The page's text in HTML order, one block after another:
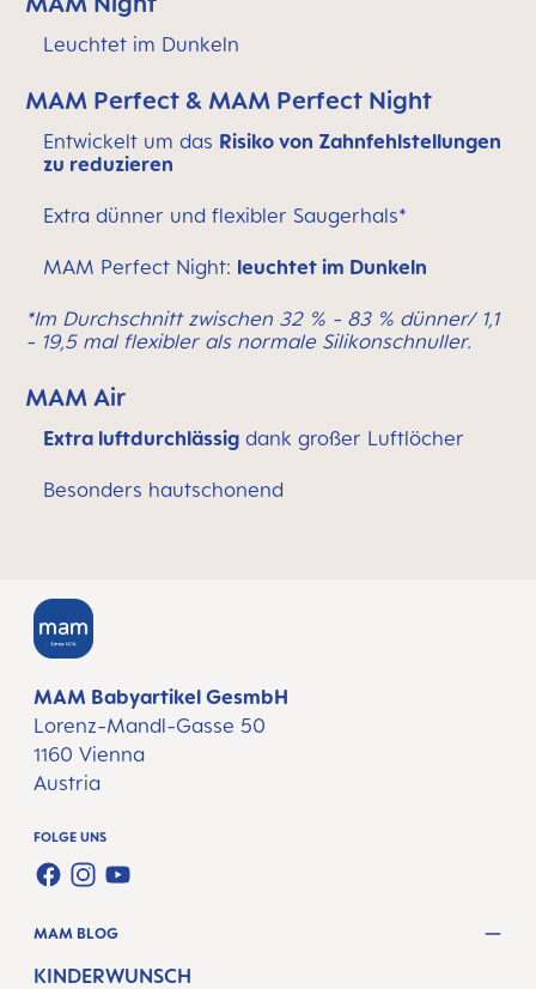
Leuchtet im Dunkeln
MAM Perfect & MAM Perfect Night
Entwickelt um das Risiko von Zahnfehlstellungen
zu reduzieren
Extra dünner und flexibler Saugerhals*
MAM Perfect Night: leuchtet im Dunkeln
*Im Durchschnitt zwischen 32 % - 83 % dünner/ 1,1
- 19,5 mal flexibler als normale Silikonschnuller.
MAM Air
Extra luftdurchlässig dank großer Luftlöcher
Besonders hautschonend
MAM Babyartikel GesmbH
Lorenz-Mandl-Gasse 50
1160 Vienna
Austria
FOLGE UNS
FACEBOOK
INSTAGRAM
YOUTUBE
MAM BLOG
KINDERWUNSCH